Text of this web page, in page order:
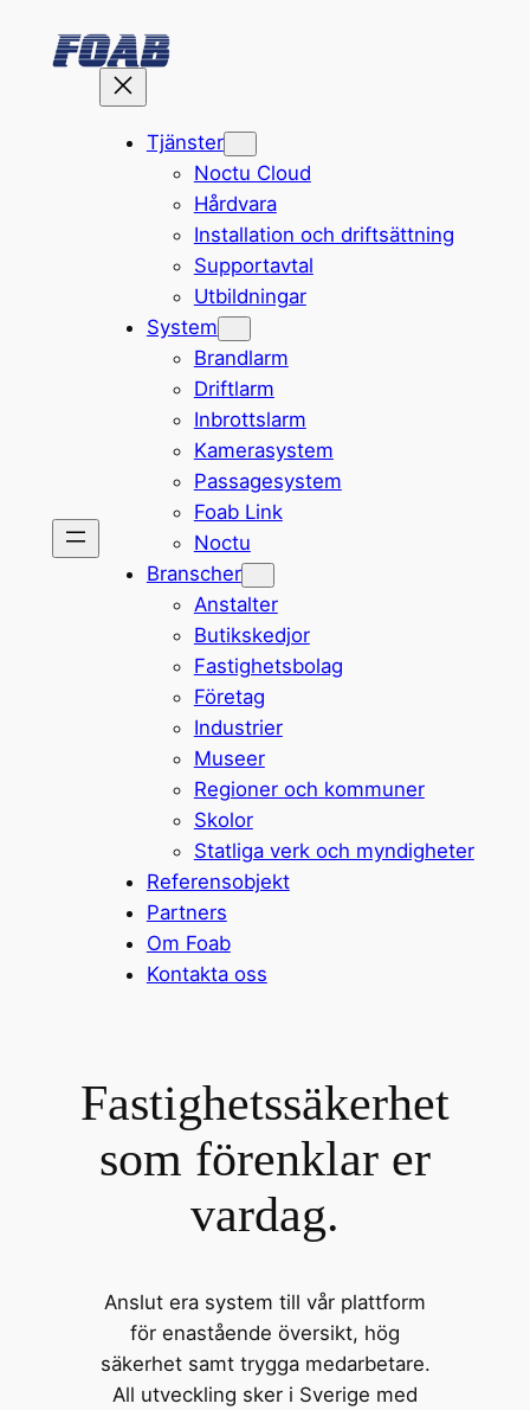
Tjänster
Noctu Cloud
Hårdvara
Installation och driftsättning
Supportavtal
Utbildningar
System
Brandlarm
Driftlarm
Inbrottslarm
Kamerasystem
Passagesystem
Foab Link
Noctu
Branscher
Anstalter
Butikskedjor
Fastighetsbolag
Företag
Industrier
Museer
Regioner och kommuner
Skolor
Statliga verk och myndigheter
Referensobjekt
Partners
Om Foab
Kontakta oss
Fastighetssäkerhet
som förenklar er
vardag.
Anslut era system till vår plattform
för enastående översikt, hög
säkerhet samt trygga medarbetare.
All utveckling sker i Sverige med